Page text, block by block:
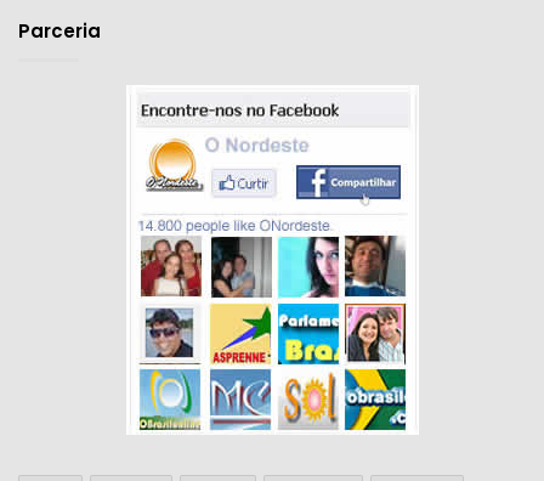
Parceria